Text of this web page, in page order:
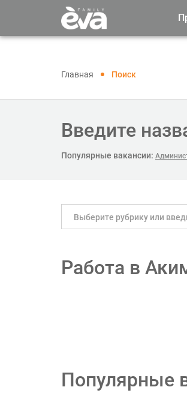
Главная Поиск
Введите
Популярные вакансии:
Работа в
Популярные